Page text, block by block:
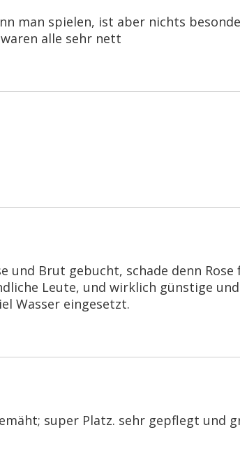
man spielen, ist aber nichts
alle sehr nett
und Brut gebucht, schade denn
Leute, und wirklich günstige
Wasser eingesetzt.
super Platz. sehr gepflegt und